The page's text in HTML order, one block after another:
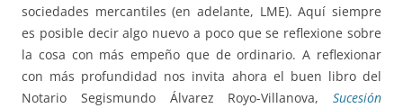
sociedades mercantiles (en adelante, LME). Aquí siempre
es posible decir algo nuevo a poco que se reflexione sobre
la cosa con más empeño que de ordinario. A reflexionar
con más profundidad nos invita ahora el buen libro del
Notario Segismundo Álvarez Royo-Villanova, Sucesión